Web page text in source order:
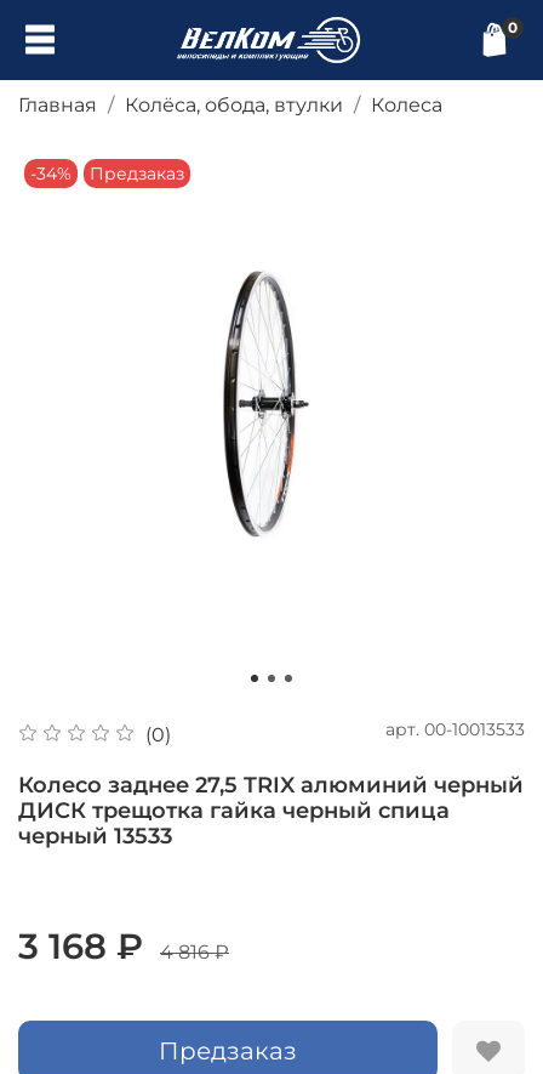
0
Главная Колёса, обода, втулки Колеса
-34% Предзаказ
(0) арт. 00-10013533
Колесо заднее 27,5 TRIX алюминий черный
ДИСК трещотка гайка черный спица
черный 13533
3 168 ₽ 4 816 ₽
Предзаказ